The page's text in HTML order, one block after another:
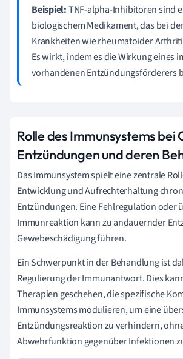
Beispiel:TNF-alpha-Inhibitoren sind
biologischem Medikament, das bei
Krankheiten wie rheumatoider
Es wirkt, indem es die Wirkung eines
vorhandenen Entzündungsförderers
Rolle des Immunsystems bei
Entzündungen und deren
Das Immunsystem spielt eine zentrale
Entwicklung und Aufrechterhaltung
Entzündungen. Eine Fehlregulation oder
Immunreaktion kann zu andauernder
Gewebeschädigung führen.
Ein Schwerpunkt in der Behandlung ist
Regulierung der Immunantwort. Dies
Therapien geschehen, die spezifische
Immunsystems modulieren, um eine
Entzündungsreaktion zu verhindern,
Abwehrfunktion gegenüber Infektionen